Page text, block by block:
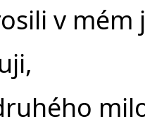
v mém